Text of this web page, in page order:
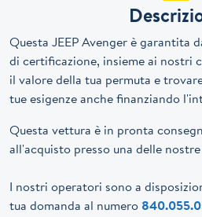
Questa JEEP Avenger è garantita
di certificazione, insieme ai nostri
il valore della tua permuta e
tue esigenze anche finanziando
Questa vettura è in pronta
all'acquisto presso una delle
I nostri operatori sono a
tua domanda al numero